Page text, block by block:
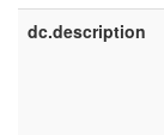
dc.description